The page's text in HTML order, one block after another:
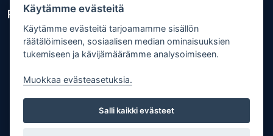
Pikalinkit
Lähetä uutisvinkki
Kopiointiohje
Mediakortti
Tilaa lehti
Osoitteenmuutos
Käytämme evästeitä
Käytämme evästeitä tarjoamamme sisällön
räätälöimiseen, sosiaalisen median ominaisuuksien
tukemiseen ja kävijämäärämme analysoimiseen.
Muokkaa evästeasetuksia.
Salli kaikki evästeet